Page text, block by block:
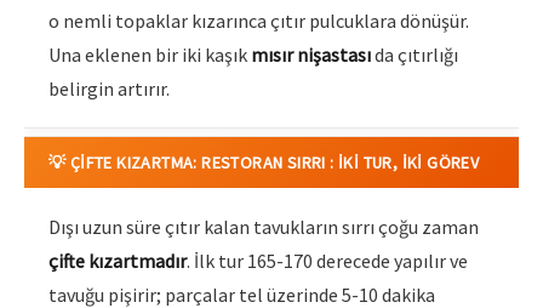
o nemli topaklar kızarınca çıtır pulcuklara dönüşür.
Una eklenen bir iki kaşık mısır nişastasıda çıtırlığı
belirgin artırır.
💡 ÇIFTE KIZARTMA: RESTORAN SIRRI : İKI TUR, İKI GÖREV
Dışı uzun süre çıtır kalan tavukların sırrı çoğu zaman
çifte kızartmadır. İlk tur 165-170 derecede yapılır ve
tavuğu pişirir; parçalar tel üzerinde 5-10 dakika